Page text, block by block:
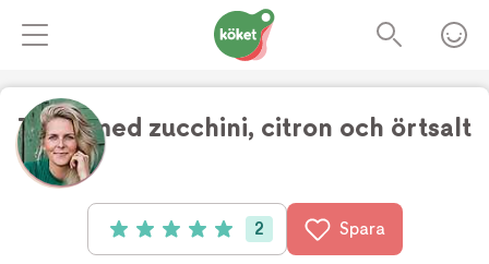
Toast med zucchini, citron och örtsalt
Betyg: 5 av 5 (2 röster)
2 Spara